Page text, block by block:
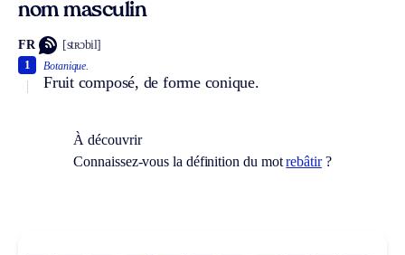
nom masculin
FR [stʀɔbil]
Botanique.
Fruit composé, de forme conique.
1
À découvrir
Connaissez-vous la définition du motrebâtir?